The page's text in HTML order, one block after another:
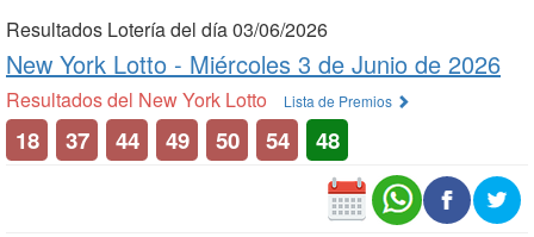
Resultados Lotería del día 03/06/2026
New York Lotto - Miércoles 3 de Junio de 2026
Resultados del New York Lotto Lista de Premios
18 37 44 49 50 54 48